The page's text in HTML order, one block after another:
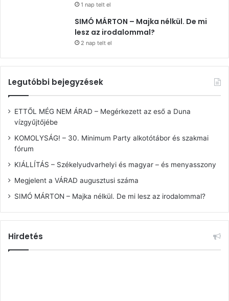
1 nap telt el
SIMÓ MÁRTON – Majka nélkül. De mi
lesz az irodalommal?
2 nap telt el
Legutóbbi bejegyzések
ETTŐL MÉG NEM ÁRAD – Megérkezett az eső a Duna
vízgyűjtőjébe
KOMOLYSÁG! – 30. Minimum Party alkotótábor és szakmai
fórum
KIÁLLÍTÁS – Székelyudvarhelyi és magyar – és menyasszony
Megjelent a VÁRAD augusztusi száma
SIMÓ MÁRTON – Majka nélkül. De mi lesz az irodalommal?
Hirdetés